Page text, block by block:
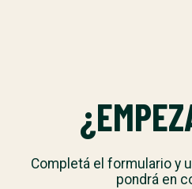
Completá el formulario y
pondrá en